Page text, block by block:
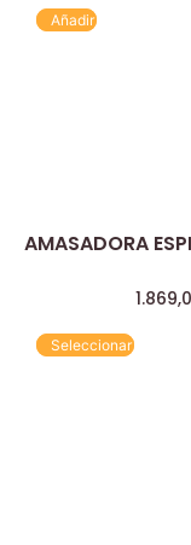
Añadir
AMASADORA
Seleccionar